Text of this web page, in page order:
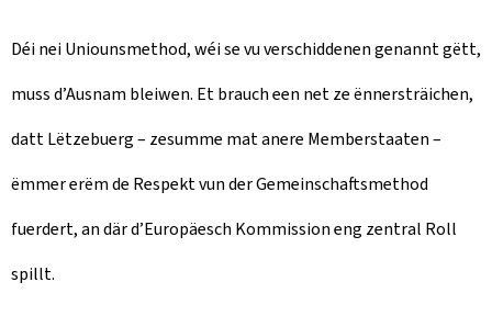
Déi nei Uniounsmethod, wéi se vu verschiddenen genannt gëtt,
muss d’Ausnam bleiwen. Et brauch een net ze ënnersträichen,
datt Lëtzebuerg – zesumme mat anere Memberstaaten –
ëmmer erëm de Respekt vun der Gemeinschaftsmethod
fuerdert, an där d’Europäesch Kommission eng zentral Roll
spillt.